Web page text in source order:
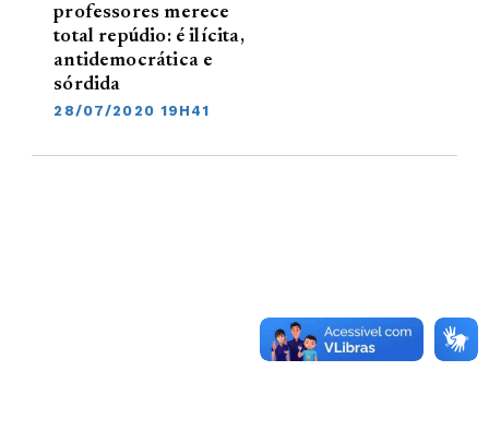
professores merece
total repúdio: é ilícita,
antidemocrática e
sórdida
28/07/2020 19H41